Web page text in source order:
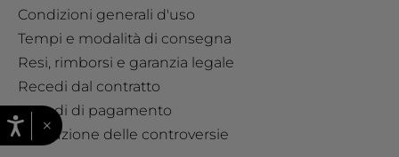
Condizioni generali d'uso
Tempi e modalità di consegna
Resi, rimborsi e garanzia legale
Recedi dal contratto
Metodi di pagamento
Risoluzione delle controversie
×